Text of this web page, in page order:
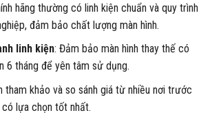
hãng thường có linh kiện chuẩn và quy trình
đảm bảo chất lượng màn hình.
linh kiện: Đảm bảo màn hình thay thế có
6 tháng để yên tâm sử dụng.
tham khảo và so sánh giá từ nhiều nơi trước
lựa chọn tốt nhất.